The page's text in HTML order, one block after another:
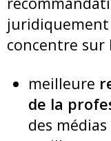
concentre sur
meilleure
de la
des médias